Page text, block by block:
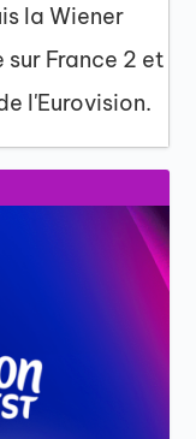
la Wiener
France 2 et
l'Eurovision.